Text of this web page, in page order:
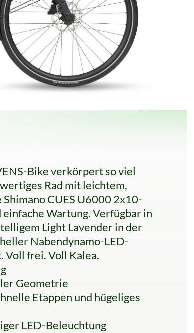
Bike verkörpert so viel
Rad mit leichtem,
CUES U6000 2x10-
Wartung. Verfügbar in
Light Lavender in der
Nabendynamo-LED-
Voll frei. Voll Kalea.
Geometrie
Etappen und hügeliges
LED-Beleuchtung